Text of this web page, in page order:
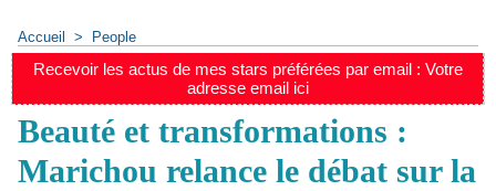
Accueil > People
Recevoir les actus de mes stars préférées par email : Votre
adresse email ici
Beauté et transformations :
Marichou relance le débat sur la